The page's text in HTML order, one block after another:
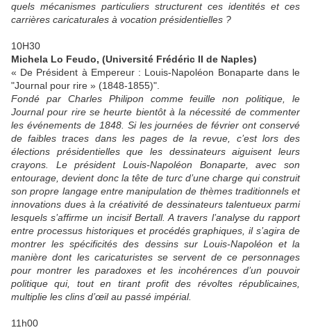
quels mécanismes particuliers structurent ces identités et ces
carrières caricaturales à vocation présidentielles ?
10H30
Michela Lo Feudo, (Université Frédéric II de Naples)
« De Président à Empereur : Louis-Napoléon Bonaparte dans le
"Journal pour rire » (1848-1855)".
Fondé par Charles Philipon comme feuille non politique, le
Journal pour rire se heurte bientôt à la nécessité de commenter
les événements de 1848. Si les journées de février ont conservé
de faibles traces dans les pages de la revue, c’est lors des
élections présidentielles que les dessinateurs aiguisent leurs
crayons. Le président Louis-Napoléon Bonaparte, avec son
entourage, devient donc la tête de turc d’une charge qui construit
son propre langage entre manipulation de thèmes traditionnels et
innovations dues à la créativité de dessinateurs talentueux parmi
lesquels s’affirme un incisif Bertall. A travers l’analyse du rapport
entre processus historiques et procédés graphiques, il s’agira de
montrer les spécificités des dessins sur Louis-Napoléon et la
manière dont les caricaturistes se servent de ce personnages
pour montrer les paradoxes et les incohérences d’un pouvoir
politique qui, tout en tirant profit des révoltes républicaines,
multiplie les clins d’œil au passé impérial.
11h00